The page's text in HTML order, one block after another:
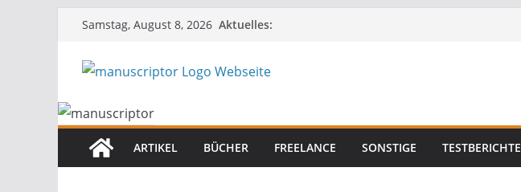
Samstag, August 8, 2026 Aktuelles:
ARTIKEL BÜCHER FREELANCE SONSTIGE TESTBERICHTE